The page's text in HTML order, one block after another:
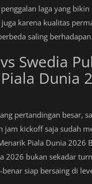
laga yang
karena kualitas
saling berhadapan.
Swedia
Dunia
pertandingan besar,
kickoff saja sudah
Piala Dunia 2026
2026 bukan sekadar
siap bersaing di